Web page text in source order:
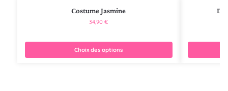
Costume Jasmine
34,90€
Choix des options